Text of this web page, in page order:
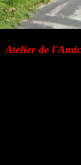
Atelier de